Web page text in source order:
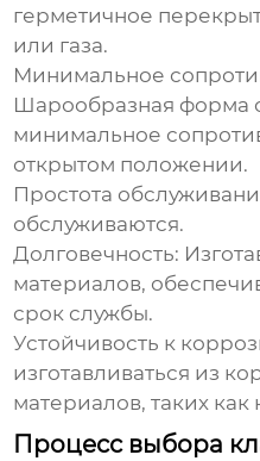
герметичное
или газа.
Минимальное
Шарообразная форма
минимальное
открытом положении.
Простота
обслуживаются.
Долговечность:
материалов,
срок службы.
Устойчивость к
изготавливаться из
материалов, таких
Процесс выбора